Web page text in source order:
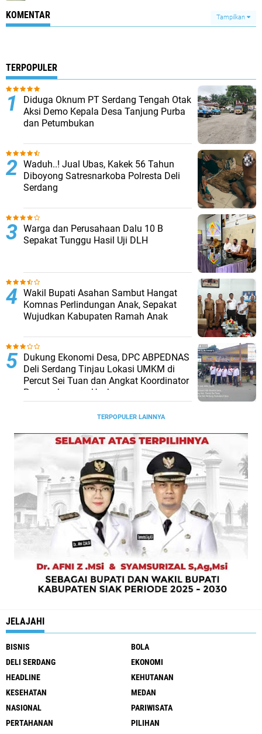
KOMENTAR Tampilkan
TERPOPULER
Diduga Oknum PT Serdang Tengah Otak
Aksi Demo Kepala Desa Tanjung Purba
dan Petumbukan
Waduh..! Jual Ubas, Kakek 56 Tahun
Diboyong Satresnarkoba Polresta Deli
Serdang
Warga dan Perusahaan Dalu 10 B
Sepakat Tunggu Hasil Uji DLH
Wakil Bupati Asahan Sambut Hangat
Komnas Perlindungan Anak, Sepakat
Wujudkan Kabupaten Ramah Anak
Dukung Ekonomi Desa, DPC ABPEDNAS
Deli Serdang Tinjau Lokasi UMKM di
Percut Sei Tuan dan Angkat Koordinator
Pengembangan Usaha
TERPOPULER LAINNYA
JELAJAHI
BISNIS
BOLA
DELI SERDANG
EKONOMI
HEADLINE
KEHUTANAN
KESEHATAN
MEDAN
NASIONAL
PARIWISATA
PERTAHANAN
PILIHAN